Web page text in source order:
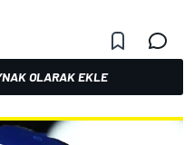
OLARAK EKLE